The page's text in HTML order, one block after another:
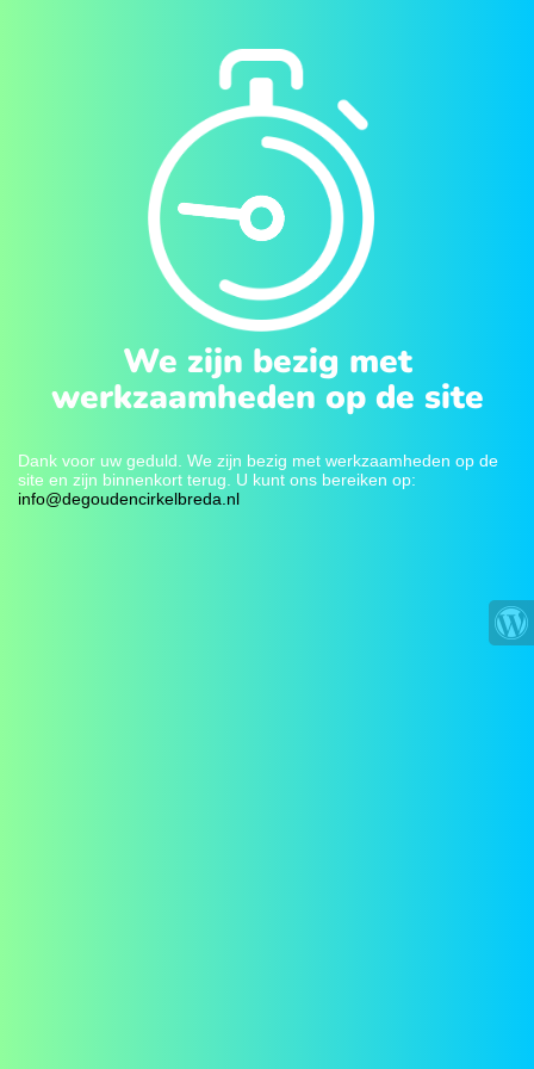
We zijn bezig met
werkzaamheden op de site
Dank voor uw geduld. We zijn bezig met werkzaamheden op de
site en zijn binnenkort terug. U kunt ons bereiken op:
info@degoudencirkelbreda.nl